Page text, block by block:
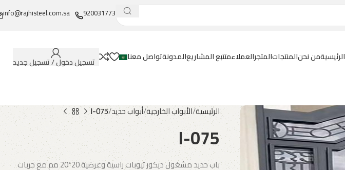
920031773
info@rajhisteel.com.sa
الرئيسيةمن نحنالمنتجاتالمتجرالعملاءمتتبع المشاريعالمدونةتواصل معنا تسجيل دخول / تسجيل جديد
الرئيسية الأبواب الخارجية أبواب حديد I-075
I-075
باب حديد مشغول ديكور تيوبات راسية وعرضية 20*20 مم مع حربات